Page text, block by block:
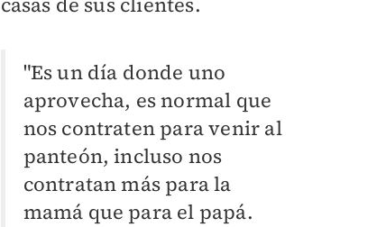
"Es un día donde uno
aprovecha, es normal que
nos contraten para venir al
panteón, incluso nos
contratan más para la
mamá que para el papá.